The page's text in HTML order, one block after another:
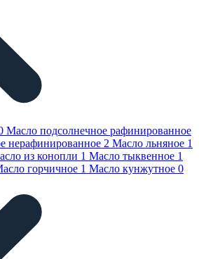
Масло подсолнечное рафинированное
нерафинированное 2 Масло льняное 1
из конопли 1 Масло тыквенное 1
горчичное 1 Масло кунжутное 0